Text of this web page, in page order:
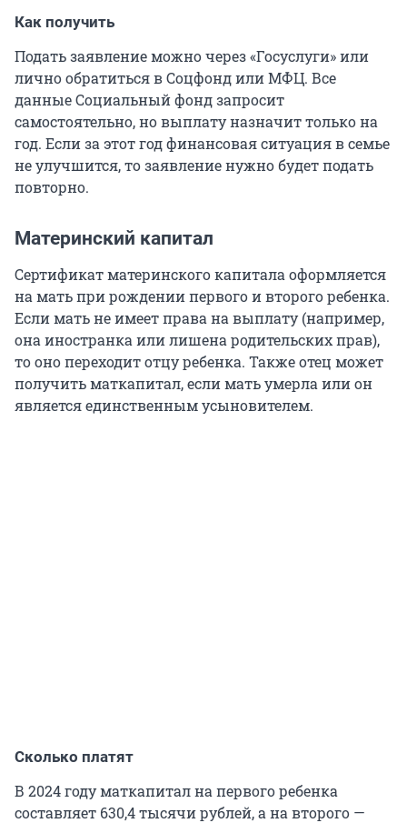
Как получить
Подать заявление можно через «Госуслуги» или
лично обратиться в Соцфонд или МФЦ. Все
данные Социальный фонд запросит
самостоятельно, но выплату назначит только на
год. Если за этот год финансовая ситуация в семье
не улучшится, то заявление нужно будет подать
повторно.
Материнский капитал
Сертификат материнского капитала оформляется
на мать при рождении первого и второго ребенка.
Если мать не имеет права на выплату (например,
она иностранка или лишена родительских прав),
то оно переходит отцу ребенка. Также отец может
получить маткапитал, если мать умерла или он
является единственным усыновителем.
Сколько платят
В 2024 году маткапитал на первого ребенка
составляет 630,4 тысячи рублей, а на второго —